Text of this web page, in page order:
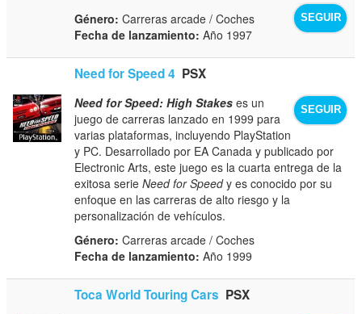
SEGUIR
Género: Carreras arcade / Coches
Fecha de lanzamiento: Año 1997
Need for Speed 4 PSX
SEGUIR
Need for Speed: High Stakes es un
juego de carreras lanzado en 1999 para
varias plataformas, incluyendo PlayStation
y PC. Desarrollado por EA Canada y publicado por
Electronic Arts, este juego es la cuarta entrega de la
exitosa serieNeed for Speedy es conocido por su
enfoque en las carreras de alto riesgo y la
personalización de vehículos.
Género: Carreras arcade / Coches
Fecha de lanzamiento: Año 1999
Toca World Touring Cars PSX